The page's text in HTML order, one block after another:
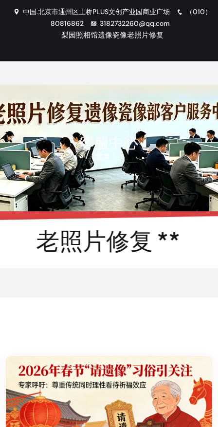
中国.北京市通州区土桥PLUS文创产业园商业广场
（010）
80816862
3182732260@qq.com
梨园照相馆遗像瓷像老照片修复
客服中心
北京 -.
老照片修复 **